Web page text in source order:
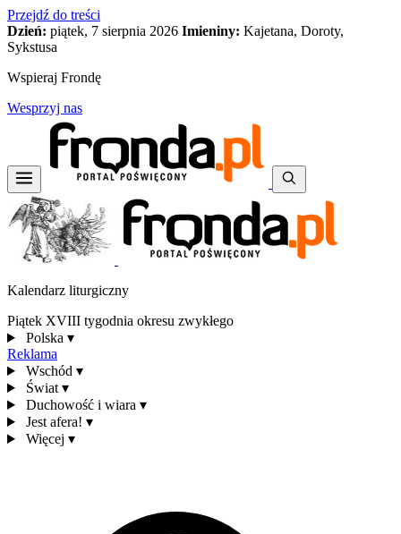
Przejdź do treści
Dzień: piątek, 7 sierpnia 2026 Imieniny: Kajetana, Doroty,
Sykstusa
Wspieraj Frondę
Wesprzyj nas
Kalendarz liturgiczny
Piątek XVIII tygodnia okresu zwykłego
Polska ▾
Reklama
Wschód ▾
Świat ▾
Duchowość i wiara ▾
Jest afera! ▾
Więcej ▾